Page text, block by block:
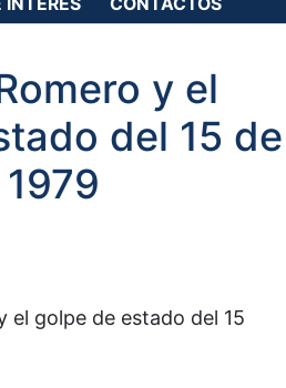
y el
del 15 de
el golpe de estado del 15